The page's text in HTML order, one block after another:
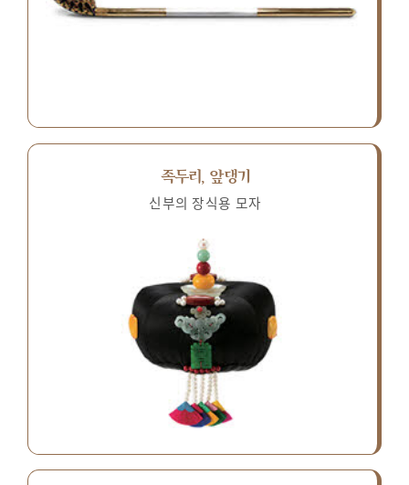
족두리, 앞댕기
신부의 장식용 모자